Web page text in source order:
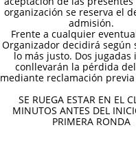
organización se reserva el
admisión.
Frente a cualquier
Organizador decidirá según
lo más justo. Dos jugadas
conllevarán la pérdida
mediante reclamación
SE RUEGA ESTAR EN EL
MINUTOS ANTES DEL
PRIMERA RONDA